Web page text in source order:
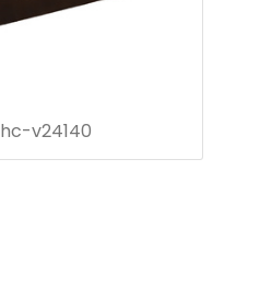
hc-v24140